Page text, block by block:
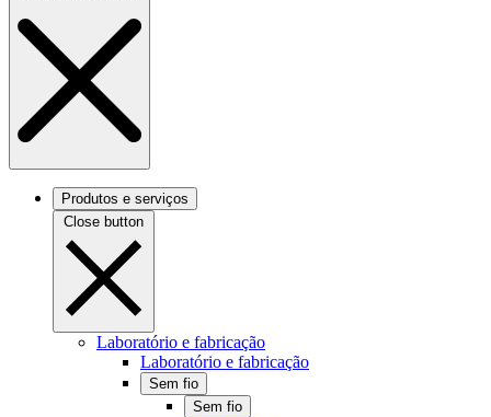
Produtos e serviços
Close button
Laboratório e fabricação
Laboratório e fabricação
Sem fio
Sem fio